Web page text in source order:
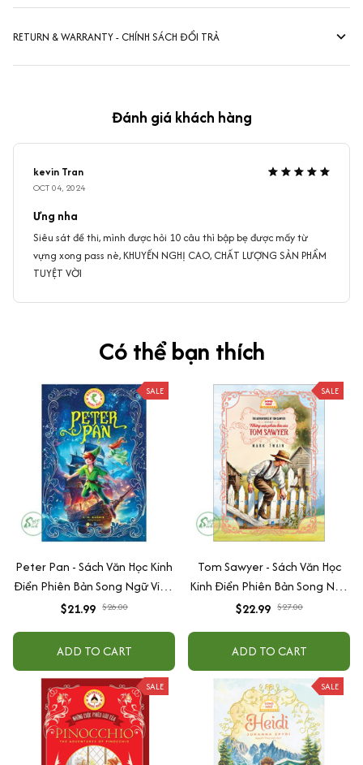
RETURN & WARRANTY - CHÍNH SÁCH ĐỔI TRẢ
Đánh giá khách hàng
kevin Tran
OCT 04, 2024
Ưng nha
Siêu sát đề thi, mình được hỏi 10 câu thì bập bẹ được mấy từ
vựng xong pass nè, KHUYẾN NGHỊ CAO, CHẤT LƯỢNG SẢN PHẨM
TUYỆT VỜI
Có thể bạn thích
SALE
Peter Pan - Sách Văn Học Kinh
Điển Phiên Bản Song Ngữ Việt-
Anh (Tặng File Nghe Audio)
$21.99 $26.00
ADD TO CART
SALE
Tom Sawyer - Sách Văn Học
Kinh Điển Phiên Bản Song Ngữ
Việt-Anh (Tặng File Nghe
$22.99 $27.00
ADD TO CART
SALE SALE